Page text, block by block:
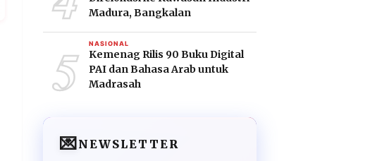
Madura, Bangkalan
5 NASIONAL
Kemenag Rilis 90 Buku Digital
PAI dan Bahasa Arab untuk
Madrasah
💌NEWSLETTER